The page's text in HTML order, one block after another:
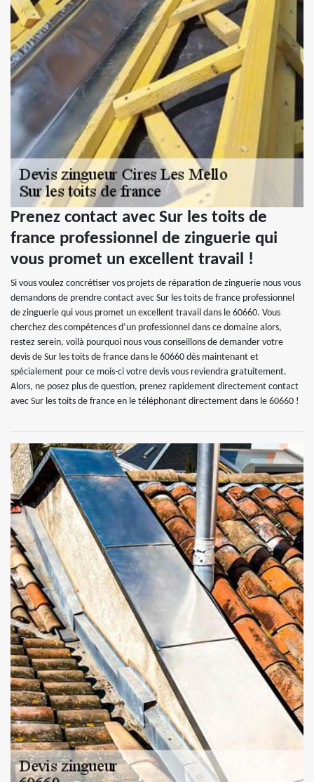
Prenez contact avec Sur les toits de
france professionnel de zinguerie qui
vous promet un excellent travail !
Si vous voulez concrétiser vos projets de réparation de zinguerie nous vous
demandons de prendre contact avec Sur les toits de france professionnel
de zinguerie qui vous promet un excellent travail dans le 60660. Vous
cherchez des compétences d’un professionnel dans ce domaine alors,
restez serein, voilà pourquoi nous vous conseillons de demander votre
devis de Sur les toits de france dans le 60660 dès maintenant et
spécialement pour ce mois-ci votre devis vous reviendra gratuitement.
Alors, ne posez plus de question, prenez rapidement directement contact
avec Sur les toits de france en le téléphonant directement dans le 60660 !